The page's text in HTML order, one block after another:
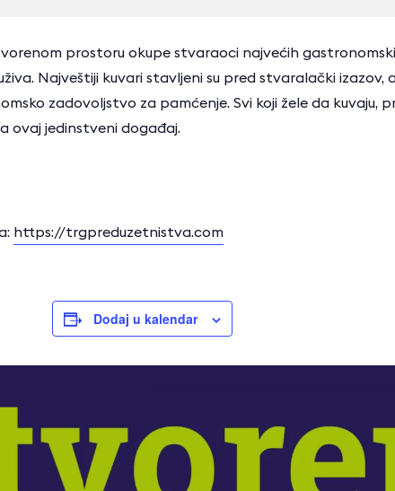
prostoru okupe stvaraoci najvećih
Najveštiji kuvari stavljeni su pred stvaralački izazov,
zadovoljstvo za pamćenje. Svi koji žele da kuvaju,
ovaj jedinstveni događaj.
https://trgpreduzetnistva.com
Dodaj u kalendar